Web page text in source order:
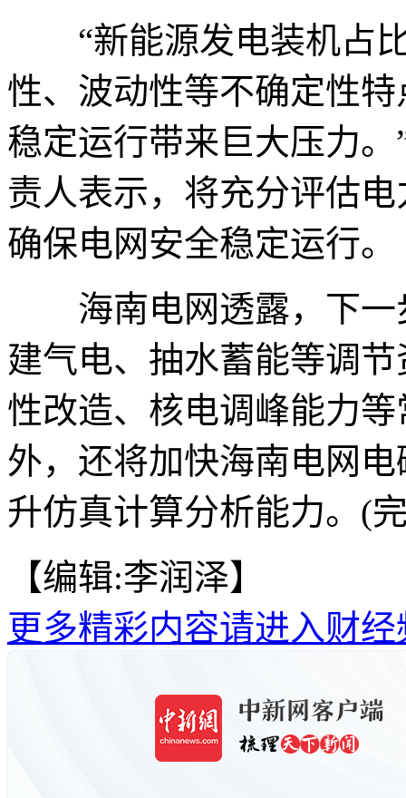
“新能源发电装机占比
性、波动性等不确定性
稳定运行带来巨大压力
责人表示，将充分评估
确保电网安全稳定运行。
海南电网透露，下一
建气电、抽水蓄能等调
性改造、核电调峰能力
外，还将加快海南电网
升仿真计算分析能力。(
【编辑:李润泽】
更多精彩内容请进入财经